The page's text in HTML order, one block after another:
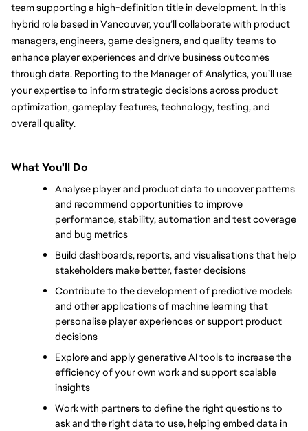
team supporting a high-definition title in development. In this
hybrid role based in Vancouver, you’ll collaborate with product
managers, engineers, game designers, and quality teams to
enhance player experiences and drive business outcomes
through data. Reporting to the Manager of Analytics, you’ll use
your expertise to inform strategic decisions across product
optimization, gameplay features, technology, testing, and
overall quality.
What You'll Do
Analyse player and product data to uncover patterns
and recommend opportunities to improve
performance, stability, automation and test coverage
and bug metrics
Build dashboards, reports, and visualisations that help
stakeholders make better, faster decisions
Contribute to the development of predictive models
and other applications of machine learning that
personalise player experiences or support product
decisions
Explore and apply generative AI tools to increase the
efficiency of your own work and support scalable
insights
Work with partners to define the right questions to
ask and the right data to use, helping embed data in